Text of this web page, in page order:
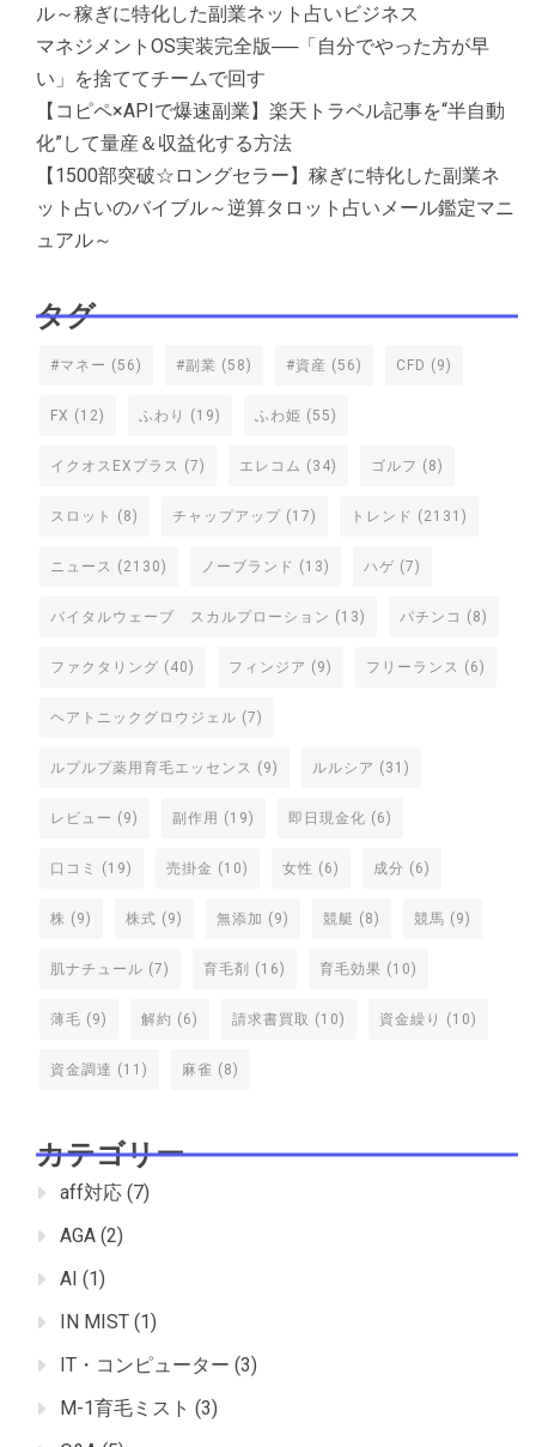
ル～稼ぎに特化した副業ネット占いビジネス
マネジメントOS実装完全版──「自分でやった方が早
い」を捨ててチームで回す
【コピペ×APIで爆速副業】楽天トラベル記事を“半自動
化”して量産＆収益化する方法
【1500部突破☆ロングセラー】稼ぎに特化した副業ネ
ット占いのバイブル～逆算タロット占いメール鑑定マニ
ュアル～
タグ
#マネー (56) #副業 (58) #資産 (56) CFD (9)
FX (12) ふわり (19) ふわ姫 (55)
イクオスEXプラス (7) エレコム (34) ゴルフ (8)
スロット (8) チャップアップ (17) トレンド (2131)
ニュース (2130) ノーブランド (13) ハゲ (7)
バイタルウェーブ スカルプローション (13) パチンコ (8)
ファクタリング (40) フィンジア (9) フリーランス (6)
ヘアトニックグロウジェル (7)
ルプルプ薬用育毛エッセンス (9) ルルシア (31)
レビュー (9) 副作用 (19) 即日現金化 (6)
口コミ (19) 売掛金 (10) 女性 (6) 成分 (6)
株 (9) 株式 (9) 無添加 (9) 競艇 (8) 競馬 (9)
肌ナチュール (7) 育毛剤 (16) 育毛効果 (10)
薄毛 (9) 解約 (6) 請求書買取 (10) 資金繰り (10)
資金調達 (11) 麻雀 (8)
カテゴリー
aff対応 (7)
AGA (2)
AI (1)
IN MIST (1)
IT・コンピューター (3)
M-1育毛ミスト (3)